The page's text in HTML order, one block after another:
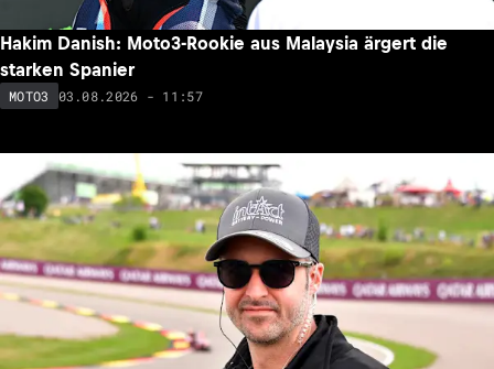
Hakim Danish: Moto3-Rookie aus Malaysia ärgert die
starken Spanier
MOTO3 03.08.2026 - 11:57